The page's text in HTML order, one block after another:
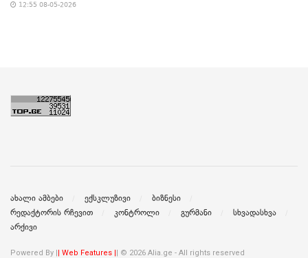
12:55 08-05-2026
ახალი ამბები ექსკლუზივი
ბიზნესი
რედაქტორის რჩევით
კონტროლი გურმანი
სხვადასხვა
არქივი
Powered By || Web Features || © 2026 Alia.ge - All rights reserved